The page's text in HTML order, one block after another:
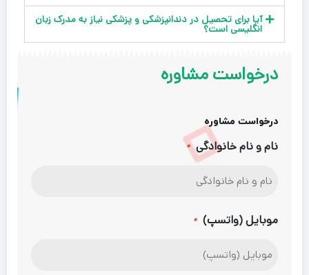
آیا برای تحصیل در دندانپزشکی و پزشکی نیاز به مدرک زبان
انگلیسی است؟
درخواست مشاوره
درخواست مشاوره
نام و نام خانوادگی *
موبایل (واتسپ) *